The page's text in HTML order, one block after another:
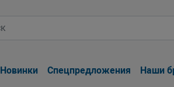
Новинки Спецпредложения Наши